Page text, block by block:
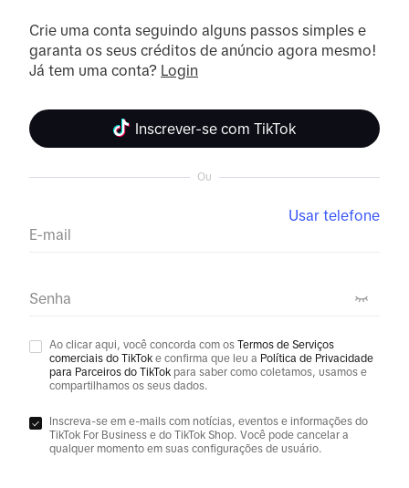
Crie uma conta seguindo alguns passos simples e
garanta os seus créditos de anúncio agora mesmo!
Já tem uma conta? Login
Inscrever-se com TikTok
Ou
E-mail
Usar telefone
Senha
Ao clicar aqui, você concorda com os Termos de Serviços
comerciais do TikTok e confirma que leu a Política de Privacidade
para Parceiros do TikTok para saber como coletamos, usamos e
compartilhamos os seus dados.
Inscreva-se em e-mails com notícias, eventos e informações do
TikTok For Business e do TikTok Shop. Você pode cancelar a
qualquer momento em suas configurações de usuário.